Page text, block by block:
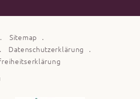
Sitemap
Datenschutzerklärung